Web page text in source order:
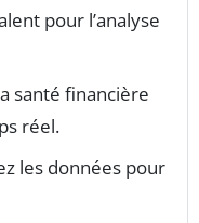
pour l’analyse
santé financière
réel.
les données pour